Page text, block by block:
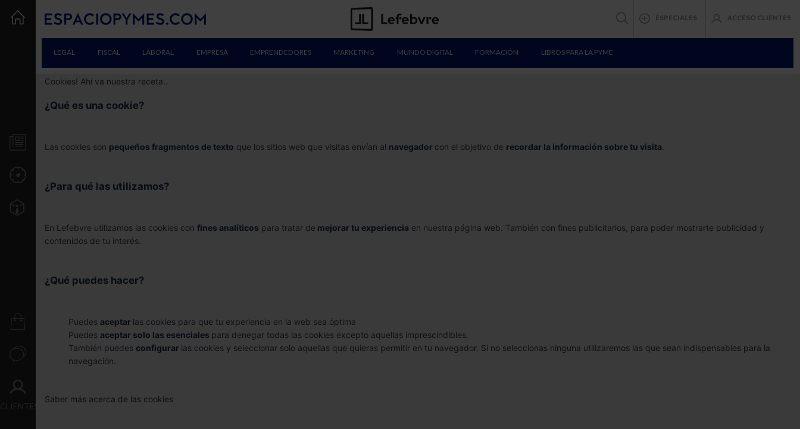
ESPECIALES ACCESO CLIENTES
LEGAL FISCAL LABORAL EMPRESA EMPRENDEDORES MARKETING MUNDO DIGITAL FORMACIÓN LIBROS PARA LA PYME
NOTICIAS
Creación
PUBLICACIONES
CLIENTES
Cookies! Ahí va nuestra receta..
¿Qué es una cookie?
Las cookies son pequeños fragmentos de texto que los sitios web que visitas envían al navegador con el objetivo de recordar la información sobre tu visita
¿Para qué las utilizamos?
En Lefebvre utilizamos las cookies con fines analíticos para tratar de mejorar tu experiencia en nuestra página web. También con fines publicitarios, para poder mostrarte publicidad y
contenidos de tu interés.
¿Qué puedes hacer?
Puedes aceptar las cookies para que tu experiencia en la web sea óptima
Puedes aceptar solo las esenciales para denegar todas las cookies excepto aquellas imprescindibles.
También puedes configurar las cookies y seleccionar solo aquellas que quieras permitir en tu navegador. Si no seleccionas ninguna utilizaremos las que sean indispensables para la
navegación.
Saber más acerca de las cookies